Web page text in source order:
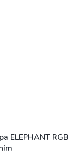
ELEPHANT RGB